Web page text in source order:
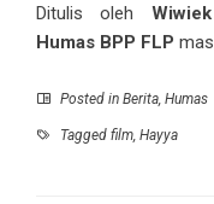
Ditulis oleh
Humas BPP FLP
Posted in Berita Humas
Tagged film Hayya